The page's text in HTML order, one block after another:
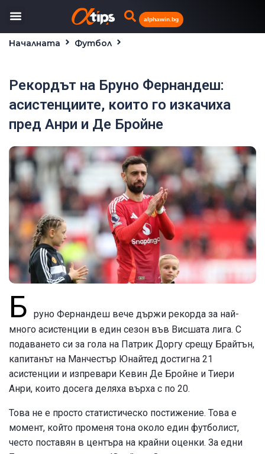
alphawin.bg
Началната
Футбол
Рекордът на Бруно Фернандеш:
асистенциите, които го изкачиха
пред Анри и Де Бройне
Б
руно Фернандеш вече държи рекорда за най-
много асистенции в един сезон във Висшата лига. С
подаването си за гола на Патрик Доргу срещу Брайтън,
капитанът на Манчестър Юнайтед достигна 21
асистенции и изпревари Кевин Де Бройне и Тиери
Анри, които досега деляха върха с по 20.
Това не е просто статистическо постижение. Това е
момент, който променя тона около един футболист,
често поставян в центъра на крайни оценки. За едни